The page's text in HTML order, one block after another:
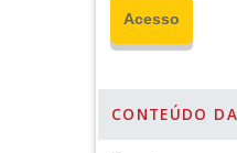
CONTEÚDO